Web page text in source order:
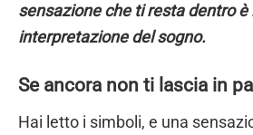
sensazione che ti resta dentro è
interpretazione del sogno.
Se ancora non ti lascia in
Hai letto i simboli, e una